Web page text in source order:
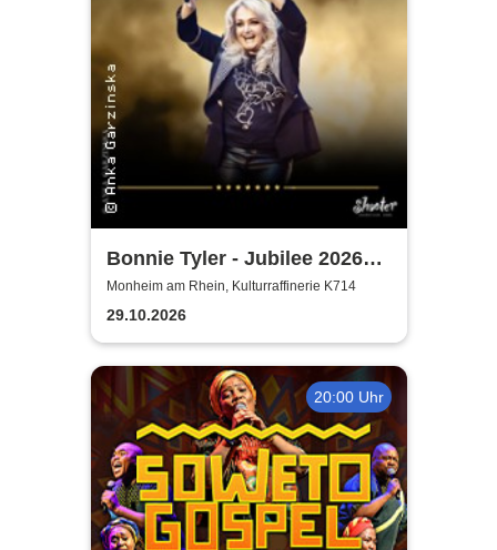
Bonnie Tyler - Jubilee 2026
Tournee
Monheim am Rhein, Kulturraffinerie K714
29.10.2026
20:00 Uhr